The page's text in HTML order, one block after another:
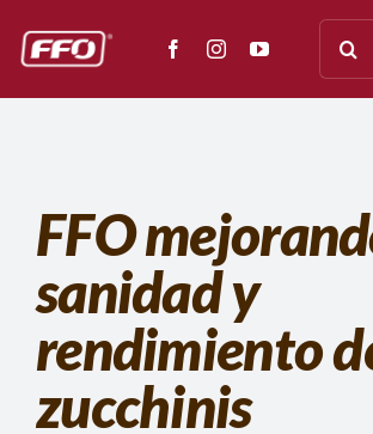
FFO
sanidad y
rendimiento
zucchinis